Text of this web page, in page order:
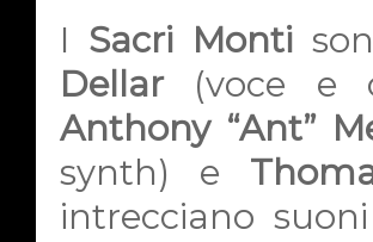
I Sacri Monti
Dellar(voce e
Anthony “Ant”
synth) e
intrecciano